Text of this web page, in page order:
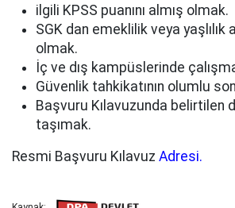
ilgili KPSS puanını almış olmak.
SGK dan emeklilik veya yaşlılık
olmak.
İç ve dış kampüslerinde
Güvenlik tahkikatının olumlu
Başvuru Kılavuzunda belirtilen
taşımak.
Resmi Başvuru Kılavuz Adresi.